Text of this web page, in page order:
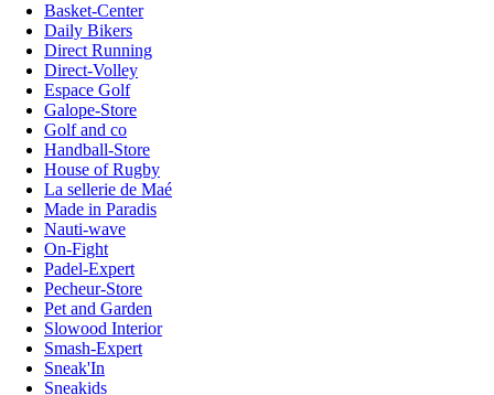
Basket-Center
Daily Bikers
Direct Running
Direct-Volley
Espace Golf
Galope-Store
Golf and co
Handball-Store
House of Rugby
La sellerie de Maé
Made in Paradis
Nauti-wave
On-Fight
Padel-Expert
Pecheur-Store
Pet and Garden
Slowood Interior
Smash-Expert
Sneak'In
Sneakids